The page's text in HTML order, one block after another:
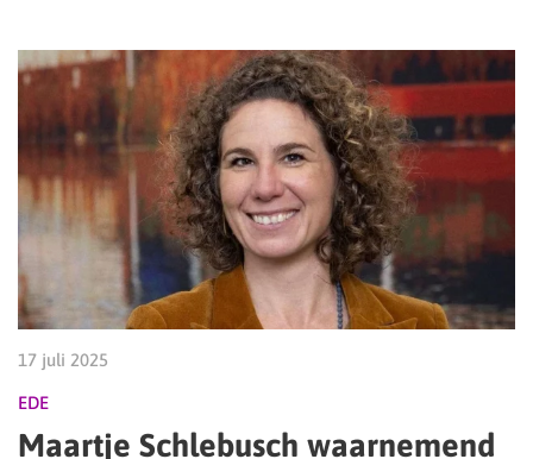
17 juli 2025
EDE
Maartje Schlebusch waarnemend